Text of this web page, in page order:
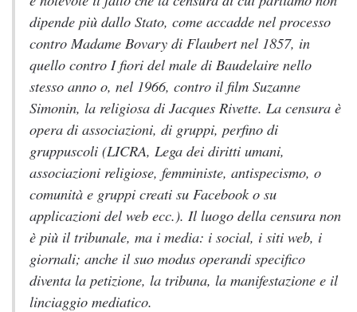
dipende più dallo Stato, come accadde nel processo
contro Madame Bovary di Flaubert nel 1857, in
quello contro I fiori del male di Baudelaire nello
stesso anno o, nel 1966, contro il filmSuzanne
Simonin, la religiosa di Jacques Rivette. La censura è
opera di associazioni, di gruppi, perfino di
gruppuscoli (LICRA, Lega dei diritti umani,
associazioni religiose, femministe, antispecismo, o
comunità e gruppi creati su Facebook o su
applicazioni del web ecc.). Il luogo della censura non
è più il tribunale, ma i media: i social, i siti web, i
giornali; anche il suomodus operandispecifico
diventa la petizione, la tribuna, la manifestazione e il
linciaggio mediatico.